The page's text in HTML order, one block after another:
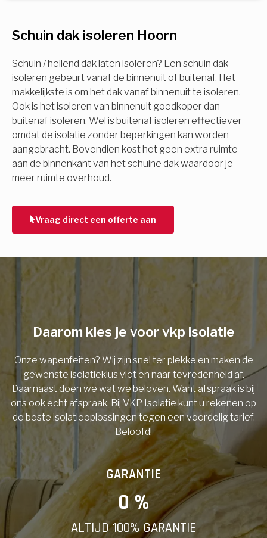
Schuin dak isoleren Hoorn
Schuin / hellend dak laten isoleren? Een schuin dak
isoleren gebeurt vanaf de binnenuit of buitenaf. Het
makkelijkste is om het dak vanaf binnenuit te isoleren.
Ook is het isoleren van binnenuit goedkoper dan
buitenaf isoleren. Wel is buitenaf isoleren effectiever
omdat de isolatie zonder beperkingen kan worden
aangebracht. Bovendien kost het geen extra ruimte
aan de binnenkant van het schuine dak waardoor je
meer ruimte overhoud.
Vraag direct een offerte aan
Isolatiemaatregel
Spouwisolatie
Vloerisolatie
Dakisolatie
Gevelisolatie
Vorige Volgende
subsidie!
Vul uw gegevens in en ontvang nu direct uw
berekening per mail.
Voornaam
Telefoonnummer
Vorige
Daarom kies je voor vkp isolatie
Onze wapenfeiten? Wij zijn snel ter plekke en maken de
gewenste isolatieklus vlot en naar tevredenheid af.
Daarnaast doen we wat we beloven. Want afspraak is bij
ons ook echt afspraak. Bij VKP Isolatie kunt u rekenen op
de beste isolatieoplossingen tegen een voordelig tarief.
Beloofd!
GARANTIE
0 %
ALTIJD 100% GARANTIE